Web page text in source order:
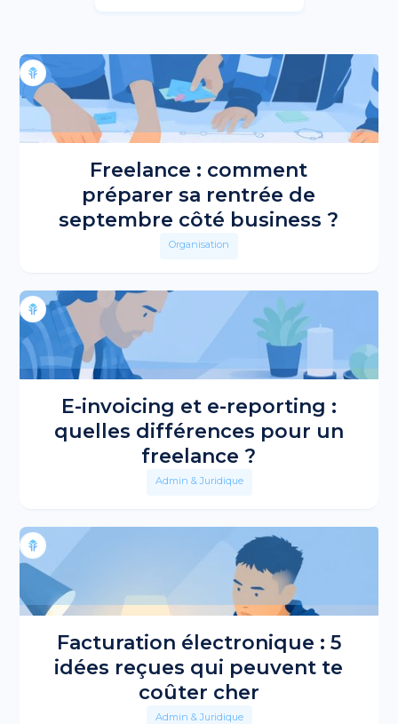
Freelance : comment
préparer sa rentrée de
septembre côté business ?
Organisation
E-invoicing et e-reporting :
quelles différences pour un
freelance ?
Admin & Juridique
Facturation électronique : 5
idées reçues qui peuvent te
coûter cher
Admin & Juridique